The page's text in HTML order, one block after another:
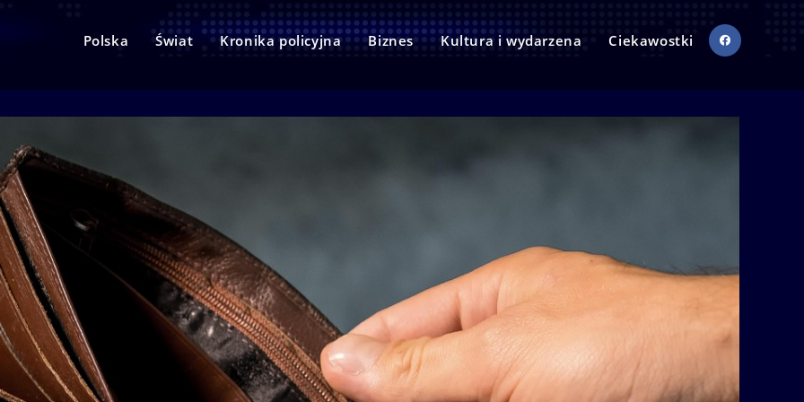
Polska Świat Kronika policyjna Biznes Kultura i wydarzena Ciekawostki